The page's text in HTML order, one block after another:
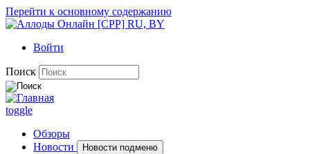
Перейти к основному содержанию
Войти
Поиск
toggle
Обзоры
Новости
Новости подменю